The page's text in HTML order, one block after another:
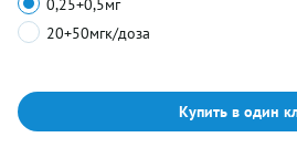
0,25+0,5мг
20+50мгк/доза
Купить в один